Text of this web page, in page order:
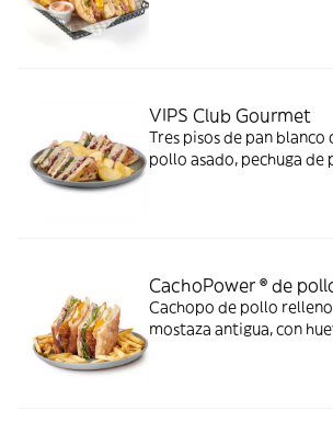
lechuga y mayonesa
VIPS Club Gourmet
Tres pisos de pan blanco
pollo asado, pechuga de
CachoPower ® de
Cachopo de pollo
mostaza antigua, con